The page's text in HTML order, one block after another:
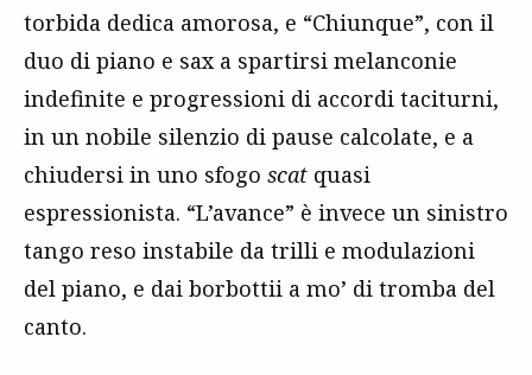
torbida dedica amorosa, e “Chiunque”, con il
duo di piano e sax a spartirsi melanconie
indefinite e progressioni di accordi taciturni,
in un nobile silenzio di pause calcolate, e a
chiudersi in uno sfogo scat quasi
espressionista. “L’avance” è invece un sinistro
tango reso instabile da trilli e modulazioni
del piano, e dai borbottii a mo’ di tromba del
canto.